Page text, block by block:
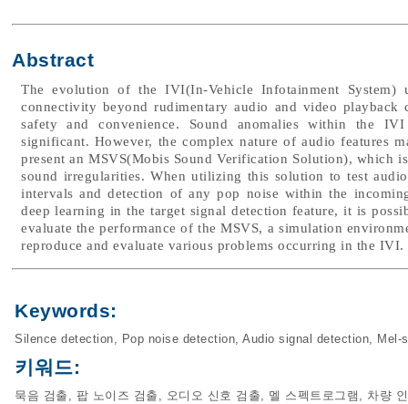
Abstract
The evolution of the IVI(In-Vehicle Infotainment System)
connectivity beyond rudimentary audio and video playback
safety and convenience. Sound anomalies within the
significant. However, the complex nature of audio features
present an MSVS(Mobis Sound Verification Solution), which
sound irregularities. When utilizing this solution to test
intervals and detection of any pop noise within the
deep learning in the target signal detection feature, it is
evaluate the performance of the MSVS, a simulation
reproduce and evaluate various problems occurring in the IVI.
Keywords:
Silence detection, Pop noise detection, Audio signal detection, Mel-
키워드:
묵음 검출 , 팝 노이즈 검출 , 오디오 신호 검출, 멜 스펙트로그램 , 차량